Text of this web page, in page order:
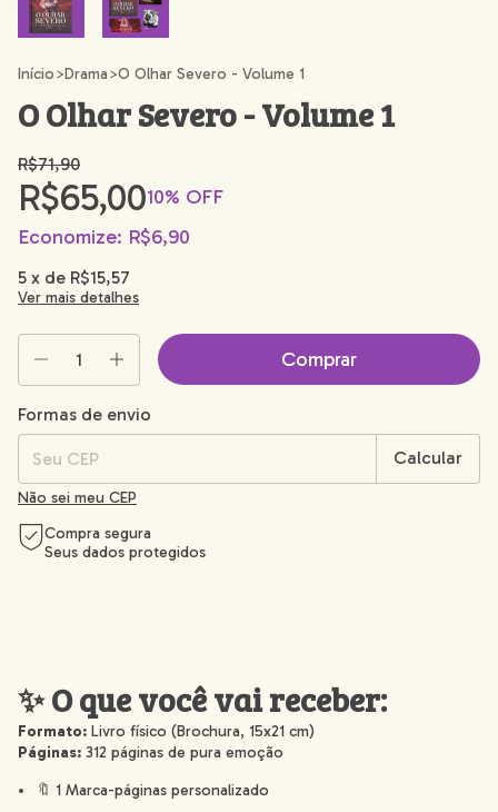
Início>Drama>O Olhar Severo - Volume 1
O Olhar Severo - Volume 1
R$71,90
R$65,0010% OFF
Economize: R$6,90
5 x de R$15,57
Ver mais detalhes
Entregas para o CEP:
Formas de envio
Calcular
Não sei meu CEP
Compra segura
Seus dados protegidos
✨ O que você vai receber:
Formato: Livro físico (Brochura, 15x21 cm)
Páginas: 312 páginas de pura emoção
🔖 1 Marca-páginas personalizado